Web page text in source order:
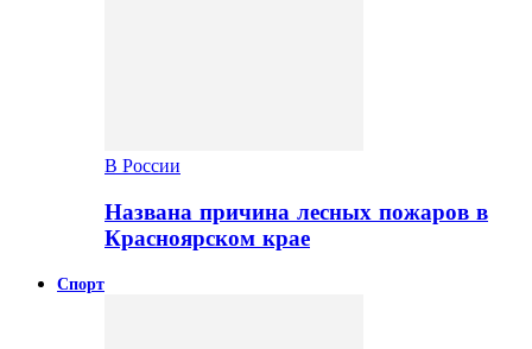
В России
Названа причина лесных пожаров в
Красноярском крае
Спорт